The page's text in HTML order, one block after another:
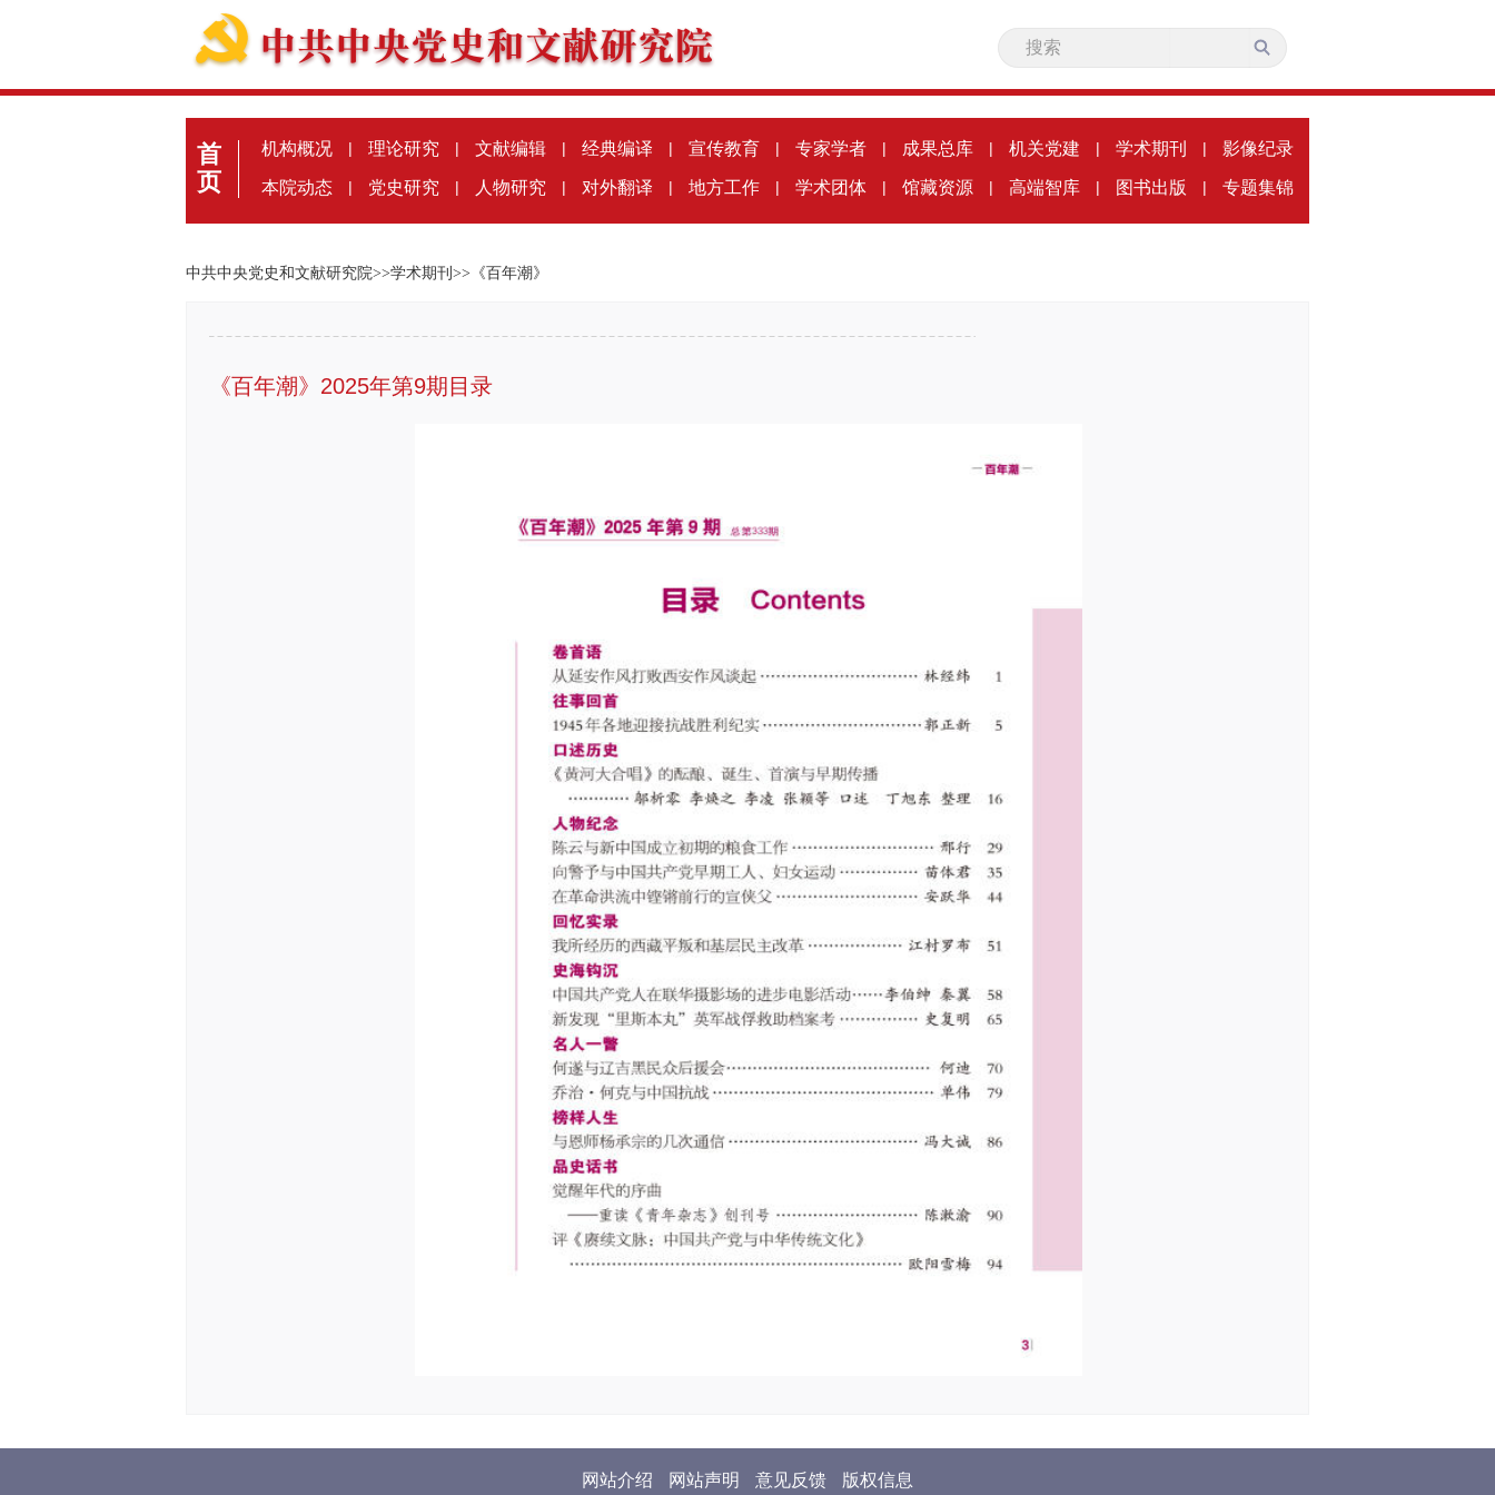
首
页
机构概况 | 理论研究 | 文献编辑 | 经典编译 | 宣传教育 | 专家学者 | 成果总库 | 机关党建 | 学术期刊 | 影像纪录
本院动态 | 党史研究 | 人物研究 | 对外翻译 | 地方工作 | 学术团体 | 馆藏资源 | 高端智库 | 图书出版 | 专题集锦
中共中央党史和文献研究院>>学术期刊 >> 《百年潮》
《百年潮》2025年第9期目录
网站介绍 网站声明 意见反馈 版权信息